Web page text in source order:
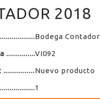
2018
Bodega Contador
VI092
Nuevo producto
1